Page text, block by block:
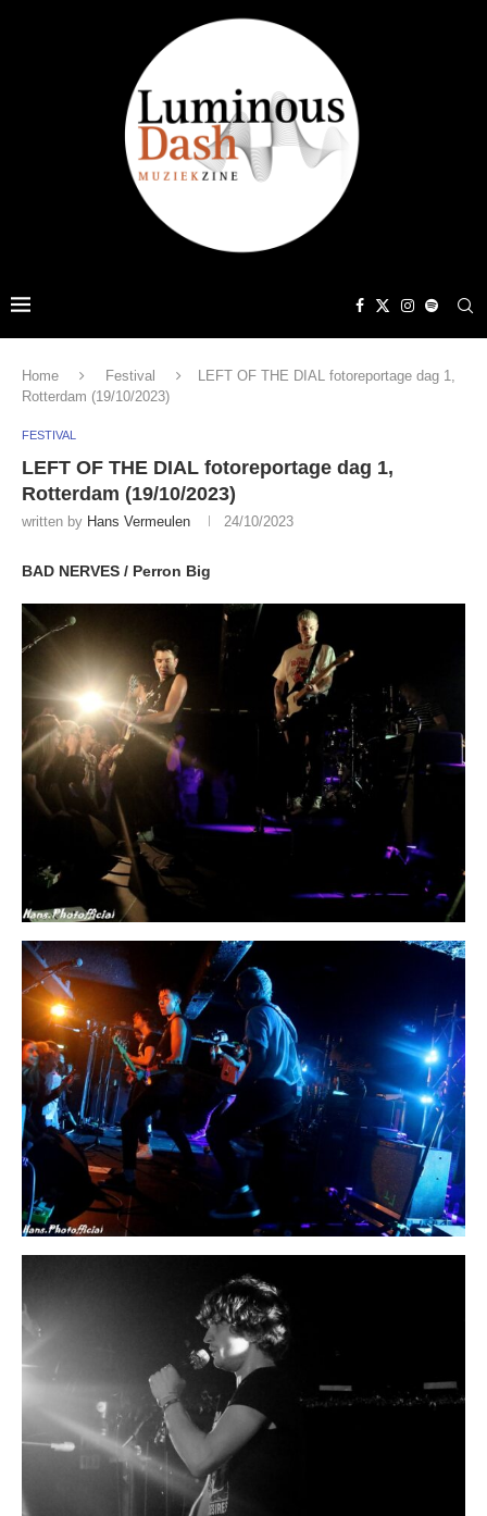
Home Festival
LEFT OF THE DIAL fotoreportage dag 1,
Rotterdam (19/10/2023)
FESTIVAL
LEFT OF THE DIAL fotoreportage dag 1,
Rotterdam (19/10/2023)
written by Hans Vermeulen 24/10/2023
BAD NERVES / Perron Big